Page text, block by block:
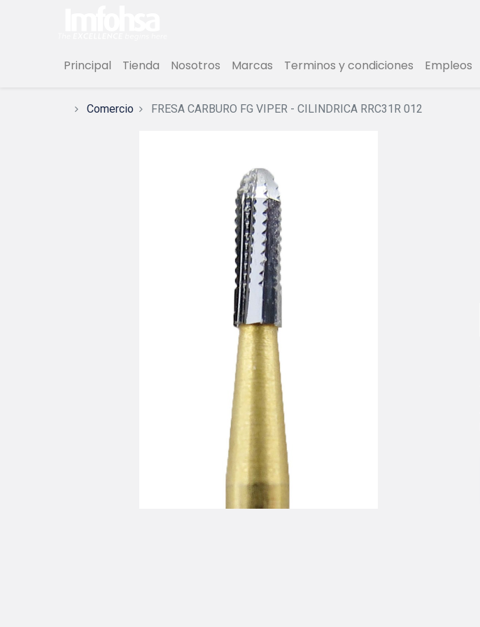
Principal Tienda Nosotros Marcas Terminos y condiciones Empleos
Comercio FRESA CARBURO FG VIPER - CILINDRICA RRC31R 012